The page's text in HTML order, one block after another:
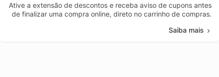
Ative a extensão de descontos e receba aviso de cupons antes
de finalizar uma compra online, direto no carrinho de compras.
Saiba mais